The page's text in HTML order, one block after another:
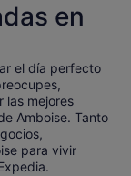
en
el día perfecto
las mejores
Amboise. Tanto
para vivir